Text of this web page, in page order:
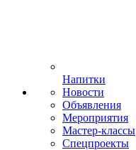
Напитки
Новости
Объявления
Мероприятия
Мастер-классы
Спецпроекты